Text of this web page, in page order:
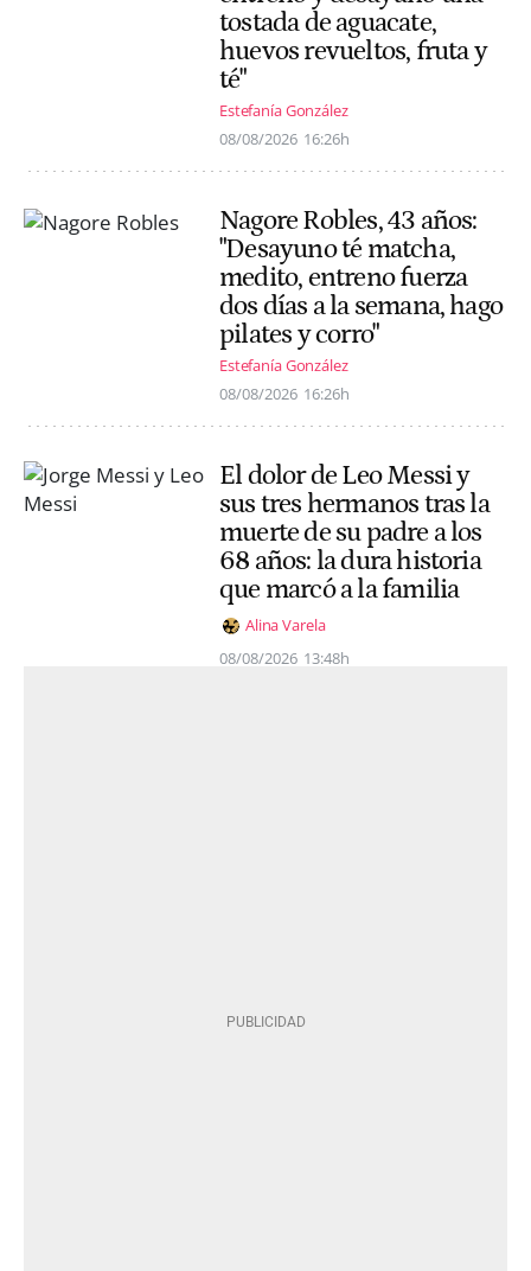
tostada de aguacate,
huevos revueltos, fruta y
té"
Estefanía González
08/08/2026 16:26h
Nagore Robles, 43 años:
"Desayuno té matcha,
medito, entreno fuerza
dos días a la semana, hago
pilates y corro"
Estefanía González
08/08/2026 16:26h
El dolor de Leo Messi y
sus tres hermanos tras la
muerte de su padre a los
68 años: la dura historia
que marcó a la familia
Alina Varela
08/08/2026 13:48h